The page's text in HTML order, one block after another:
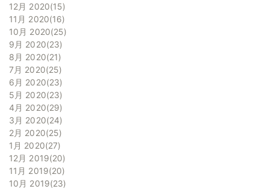
12月 2020 15
11月 2020 16
10月 2020 25
9月 2020 23
8月 2020 21
7月 2020 25
6月 2020 23
5月 2020 23
4月 2020 29
3月 2020 24
2月 2020 25
1月 2020 27
12月 2019 20
11月 2019 20
10月 2019 23